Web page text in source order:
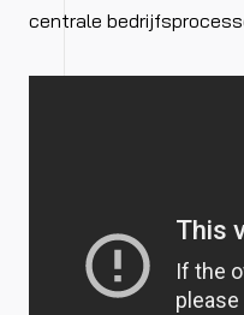
centrale